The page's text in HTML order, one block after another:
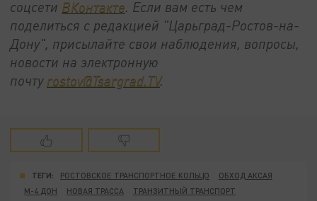
соцсети ВКонтакте. Если вам есть чем
поделиться с редакцией "Царьград-Ростов-на-
Дону", присылайте свои наблюдения, вопросы,
новости на электронную
почту rostov@Tsargrad.ТV.
ТЕГИ: РОСТОВСКОЕ ТРАНСПОРТНОЕ КОЛЬЦО
ОБХОД АКСАЯ
М-4 ДОН
НОВАЯ ТРАССА ТРАНЗИТНЫЙ ТРАНСПОРТ